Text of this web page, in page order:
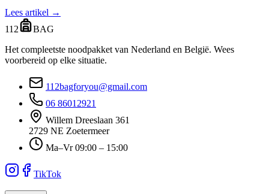
Lees artikel →
112
BAG
Het compleetste noodpakket van Nederland en België. Wees
voorbereid op elke situatie.
112bagforyou@gmail.com
06 86012921
Willem Dreeslaan 361
2729 NE Zoetermeer
Ma–Vr 09:00 – 15:00
TikTok